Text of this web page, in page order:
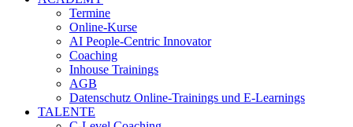
Termine
Online-Kurse
AI People-Centric Innovator
Coaching
Inhouse Trainings
AGB
Datenschutz Online-Trainings und E-Learnings
TALENTE